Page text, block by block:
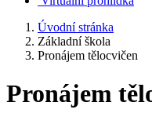
Úvodní stránka
Základní škola
Pronájem tělocvičen
Pronájem